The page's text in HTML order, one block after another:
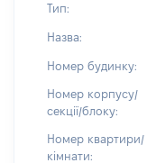
Тип:
Назва:
Номер будинку:
Номер корпусу/
секції/блоку:
Номер квартири/
кімнати: